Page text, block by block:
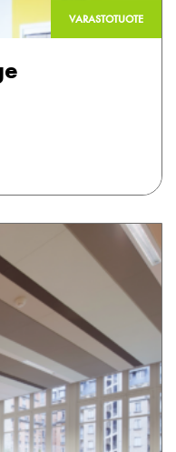
VARASTOTUOTE